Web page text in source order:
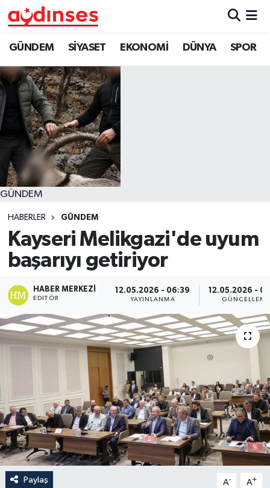
GÜNDEM SİYASET EKONOMİ DÜNYA SPOR
GÜNDEM
HABERLER GÜNDEM
Kayseri Melikgazi'de uyum
başarıyı getiriyor
HABER MERKEZI
EDITÖR
12.05.2026 - 06:39
YAYINLANMA
12.05.2026 -
GÜNCELLEME
Paylaş A- A+
GÜNDEM
SİYASET
EKONOMİ
DÜNYA
SPOR
MAGAZİN
Nöbetçi Eczaneler
Hava Durumu
Aydin Namaz Vakitleri
Trafik Durumu
Süper Lig Puan Durumu ve Fikstür
Tüm Manşetler
Son Dakika Haberleri
Haber Arşivi